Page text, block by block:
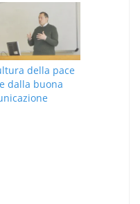
della pace
dalla buona